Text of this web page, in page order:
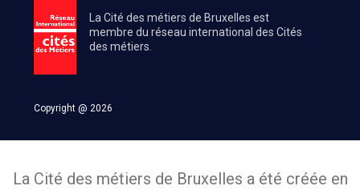
La Cité des métiers de Bruxelles est
membre du réseau international des Cités
des métiers.
Copyright @ 2026
La Cité des métiers de Bruxelles a été créée en